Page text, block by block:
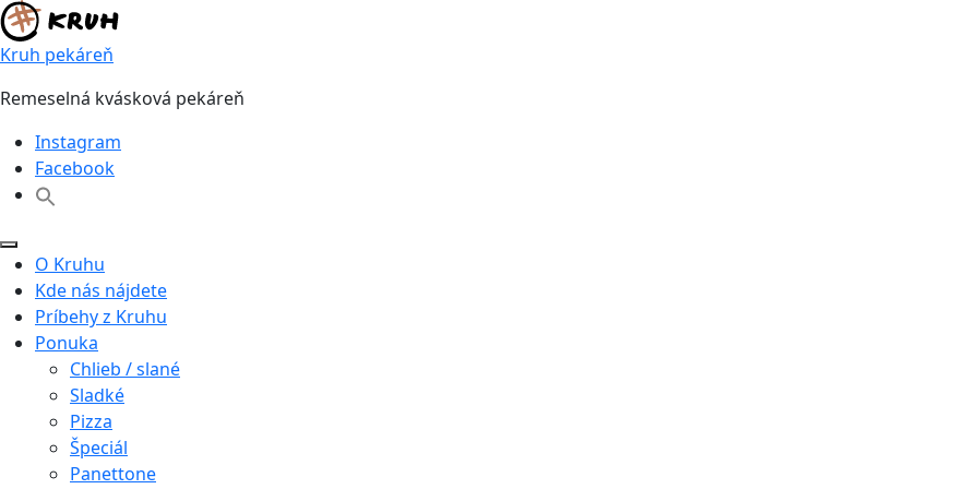
Skip
to
content
Kruh pekáreň
Remeselná kvásková pekáreň
Instagram
Facebook
O Kruhu
Kde nás nájdete
Príbehy z Kruhu
Ponuka
Chlieb / slané
Sladké
Pizza
Špeciál
Panettone